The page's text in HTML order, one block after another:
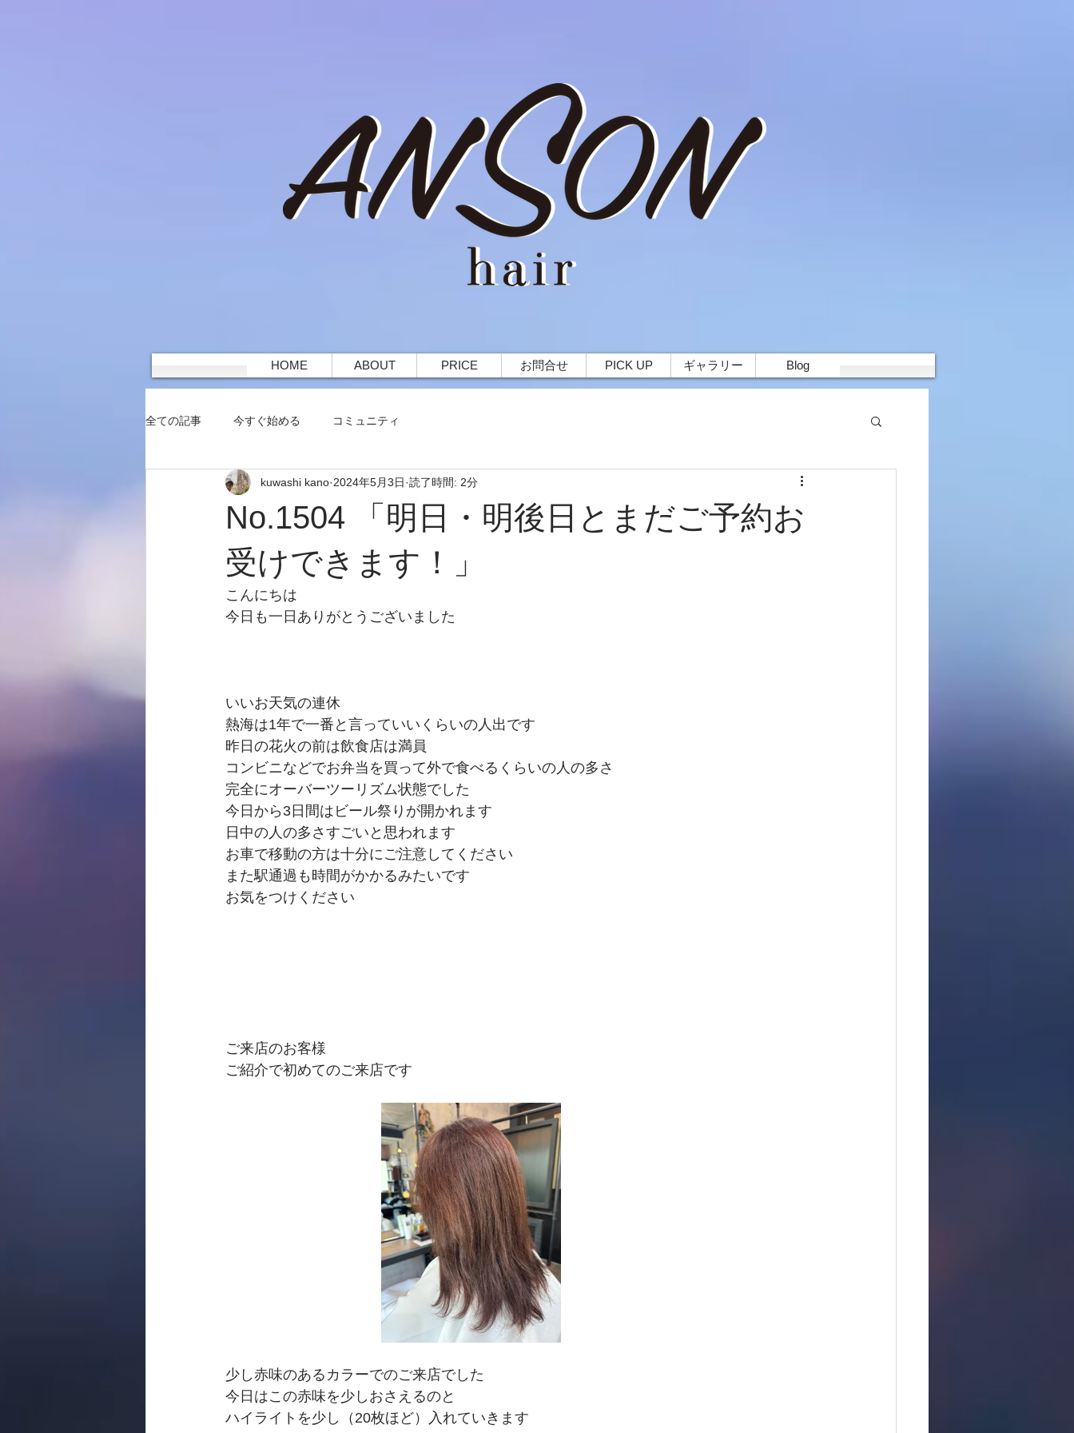
HOME ABOUT PRICE お問合せ PICK UP ギャラリー Blog
全ての記事 今すぐ始める コミュニティ
No.1504 「明日・明後日とまだご予約お
受けできます！」
kuwashi kano 2024年5月3日 読了時間: 2分
こんにちは
今日も一日ありがとうございました
いいお天気の連休
熱海は1年で一番と言っていいくらいの人出です
昨日の花火の前は飲食店は満員
コンビニなどでお弁当を買って外で食べるくらいの人の多さ
完全にオーバーツーリズム状態でした
今日から3日間はビール祭りが開かれます
日中の人の多さすごいと思われます
お車で移動の方は十分にご注意してください
また駅通過も時間がかかるみたいです
お気をつけください
ご来店のお客様
ご紹介で初めてのご来店です
少し赤味のあるカラーでのご来店でした
今日はこの赤味を少しおさえるのと
ハイライトを少し（20枚ほど）入れていきます